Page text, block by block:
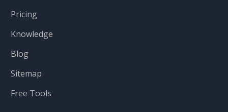
Pricing
Knowledge
Blog
Sitemap
Free Tools